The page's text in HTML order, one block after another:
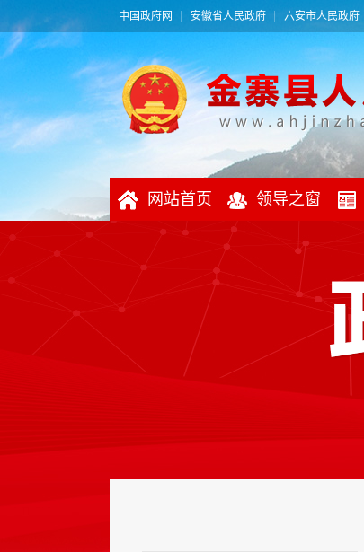
中国政府网 安徽省人民政府 六安市人民政府
网站首页 领导之窗